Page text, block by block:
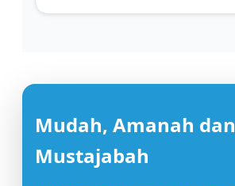
Mudah, Amanah dan
Mustajabah